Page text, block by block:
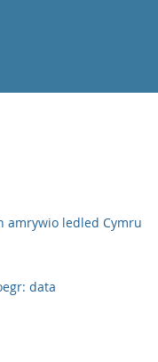
amrywio ledled Cymru
data